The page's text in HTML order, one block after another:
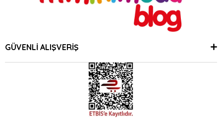
GÜVENLİ ALIŞVERİŞ